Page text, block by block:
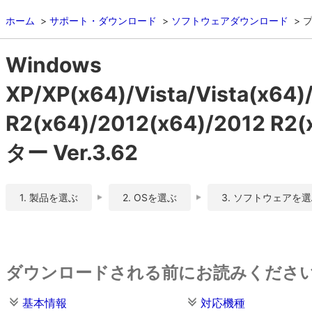
ホーム サポート・ダウンロード ソフトウェアダウンロード
Windows
XP/XP(x64)/Vista/
R2(x64)/2012(x64)/2012
ター Ver.3.62
1. 製品を選ぶ 2. OSを選ぶ 3. ソフトウェアを
ダウンロードされる前にお読みくださ
基本情報
対応機種